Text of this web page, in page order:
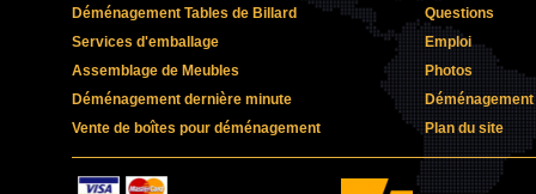
Déménagement Tables de Billard
Services d'emballage
Assemblage de Meubles
Déménagement dernière minute
Vente de boîtes pour déménagement
Questions
Emploi
Photos
Plan du site